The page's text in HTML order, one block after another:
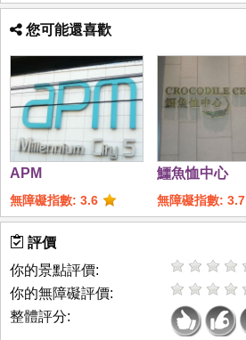
您可能還喜歡
APM
無障礙指數: 3.6
鱷魚恤中心
無障礙指數: 3.7
評價
你的景點評價:
你的無障礙評價:
整體評分: